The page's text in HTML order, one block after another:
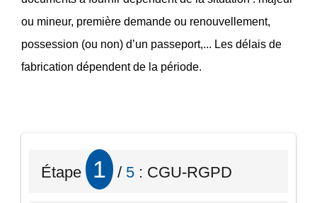
ou mineur, première demande ou renouvellement,
possession (ou non) d’un passeport,... Les délais de
fabrication dépendent de la période.
Étape 1 / 5: CGU-RGPD